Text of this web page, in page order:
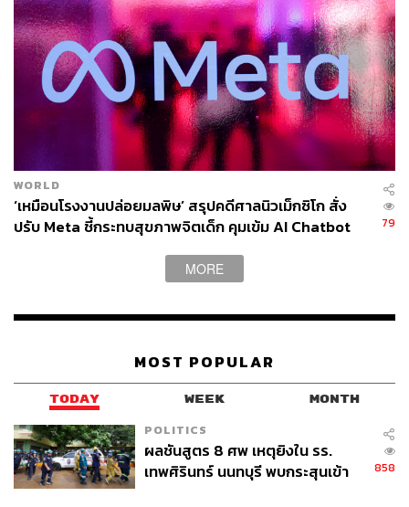
WORLD
‘เหมือนโรงงานปล่อยมลพิษ’ สรุปคดีศาลนิวเม็กซิโก สั่ง
ปรับ Meta ชี้กระทบสุขภาพจิตเด็ก คุมเข้ม AI Chatbot
79
MORE
MOST POPULAR
TODAY WEEK MONTH
POLITICS
ผลชันสูตร 8 ศพ เหตุยิงใน รร.
เทพศิรินทร์ นนทบุรี พบกระสุนเข้า
858